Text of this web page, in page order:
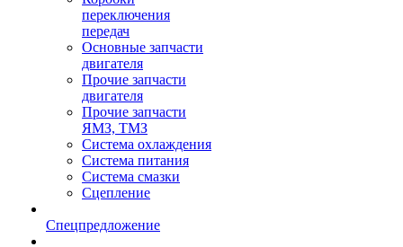
переключения
передач
Основные запчасти
двигателя
Прочие запчасти
двигателя
Прочие запчасти
ЯМЗ, ТМЗ
Система охлаждения
Система питания
Система смазки
Сцепление
Спецпредложение